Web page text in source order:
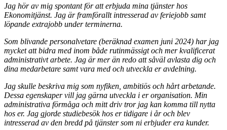
Jag hör av mig spontant för att erbjuda mina tjänster hos
Ekonomitjänst. Jag är framförallt intresserad av feriejobb samt
löpande extrajobb under terminerna.
Som blivande personalvetare (beräknad examen juni 2024) har jag
mycket att bidra med inom både rutinmässigt och mer kvalificerat
administrativt arbete. Jag är mer än redo att såväl avlasta dig och
dina medarbetare samt vara med och utveckla er avdelning.
Jag skulle beskriva mig som nyfiken, ambitiös och hårt arbetande.
Dessa egenskaper vill jag gärna utveckla i er organisation. Min
administrativa förmåga och mitt driv tror jag kan komma till nytta
hos er. Jag gjorde studiebesök hos er tidigare i år och blev
intresserad av den bredd på tjänster som ni erbjuder era kunder.